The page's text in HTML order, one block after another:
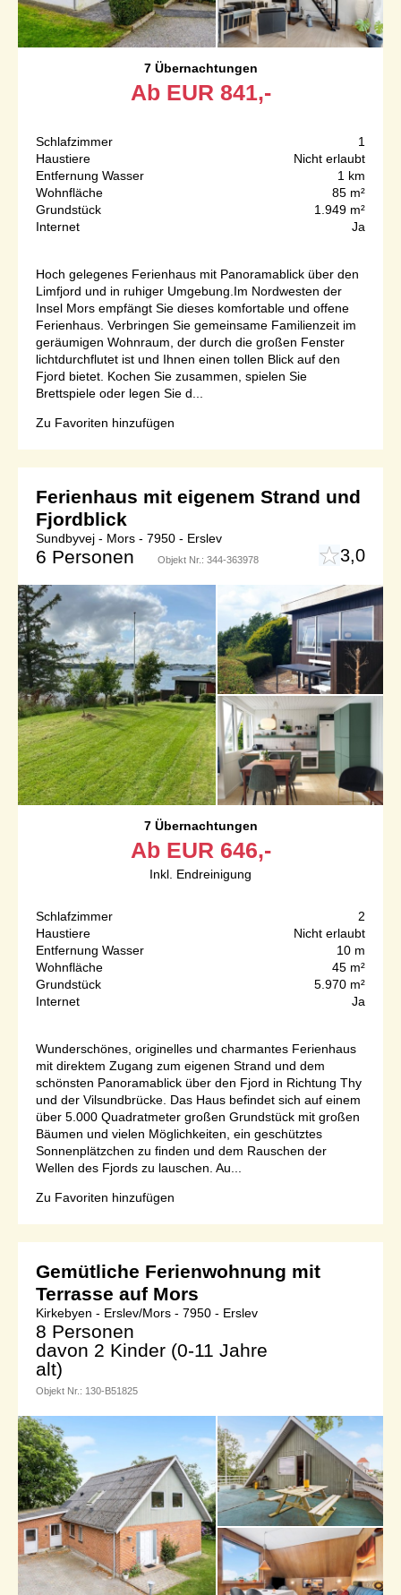
7 Übernachtungen
Ab EUR 841,-
Schlafzimmer
1
Haustiere
Nicht erlaubt
Entfernung Wasser
1 km
Wohnfläche
85 m²
Grundstück
1.949 m²
Internet
Ja
Hoch gelegenes Ferienhaus mit Panoramablick über den
Limfjord und in ruhiger Umgebung.Im Nordwesten der
Insel Mors empfängt Sie dieses komfortable und offene
Ferienhaus. Verbringen Sie gemeinsame Familienzeit im
geräumigen Wohnraum, der durch die großen Fenster
lichtdurchflutet ist und Ihnen einen tollen Blick auf den
Fjord bietet. Kochen Sie zusammen, spielen Sie
Brettspiele oder legen Sie d...
Zu Favoriten hinzufügen
Ferienhaus mit eigenem Strand und
Fjordblick
Sundbyvej - Mors - 7950 - Erslev
6 Personen Objekt Nr.: 344-363978 3,0
7 Übernachtungen
Ab EUR 646,-
Inkl. Endreinigung
Schlafzimmer
2
Haustiere
Nicht erlaubt
Entfernung Wasser
10 m
Wohnfläche
45 m²
Grundstück
5.970 m²
Internet
Ja
Wunderschönes, originelles und charmantes Ferienhaus
mit direktem Zugang zum eigenen Strand und dem
schönsten Panoramablick über den Fjord in Richtung Thy
und der Vilsundbrücke. Das Haus befindet sich auf einem
über 5.000 Quadratmeter großen Grundstück mit großen
Bäumen und vielen Möglichkeiten, ein geschütztes
Sonnenplätzchen zu finden und dem Rauschen der
Wellen des Fjords zu lauschen. Au...
Zu Favoriten hinzufügen
Gemütliche Ferienwohnung mit
Terrasse auf Mors
Kirkebyen - Erslev/Mors - 7950 - Erslev
8 Personen
davon 2 Kinder (0-11 Jahre
alt)
Objekt Nr.: 130-B51825